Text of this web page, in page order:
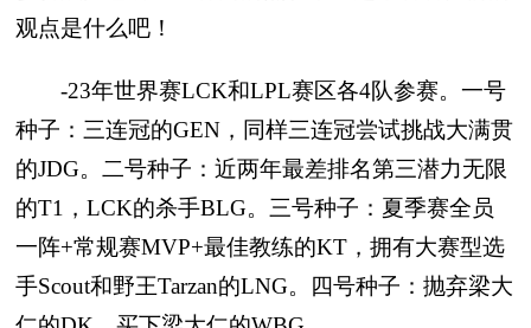
观点是什么吧！
-23年世界赛LCK和LPL赛区各4队参赛。一号
种子：三连冠的GEN，同样三连冠尝试挑战大满贯
的JDG。二号种子：近两年最差排名第三潜力无限
的T1，LCK的杀手BLG。三号种子：夏季赛全员
一阵+常规赛MVP+最佳教练的KT，拥有大赛型选
手Scout和野王Tarzan的LNG。四号种子：抛弃梁大